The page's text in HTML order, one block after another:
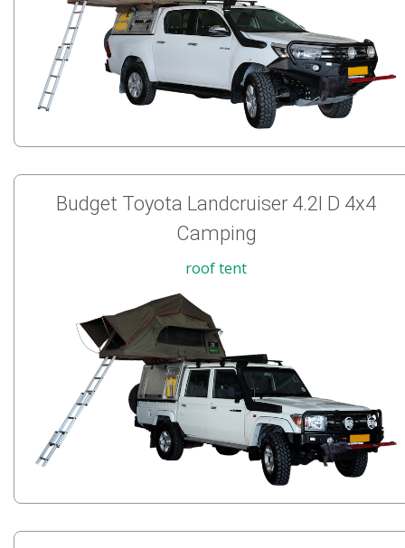
Budget Toyota Landcruiser 4.2l D 4x4
Camping
roof tent